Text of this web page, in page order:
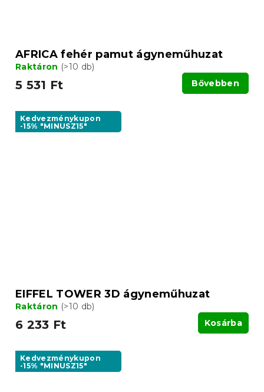
AFRICA fehér pamut ágyneműhuzat
Raktáron (>10 db)
5 531 Ft Bővebben
Kedvezménykupon
-15% "MINUSZ15"
EIFFEL TOWER 3D ágyneműhuzat
Raktáron (>10 db)
6 233 Ft Kosárba
Kedvezménykupon
-15% "MINUSZ15"